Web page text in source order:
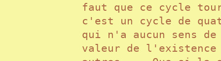
faut que ce cycle
c'est un cycle de
qui n'a aucun sens
valeur de